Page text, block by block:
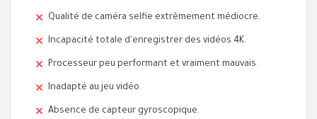
Qualité de caméra selfie extrêmement médiocre.
Incapacité totale d'enregistrer des vidéos 4K.
Processeur peu performant et vraiment mauvais.
Inadapté au jeu vidéo.
Absence de capteur gyroscopique.